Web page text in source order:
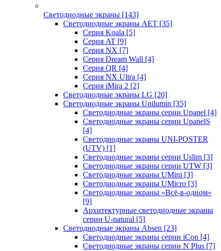
Светодиодные экраны [143]
Светодиодные экраны AET [35]
Cерия Koala [5]
Серия AT [9]
Серия NX [7]
Серия Dream Wall [4]
Серия QR [4]
Серия NX Ultra [4]
Серия iMira 2 [2]
Светодиодные экраны LG [20]
Светодиодные экраны Unilumin [35]
Светодиодные экраны серии Upanel [4]
Светодиодные экраны серии UpanelS
[4]
Светодиодные экраны UNI-POSTER
(UTV) [1]
Светодиодные экраны серии Uslim [3]
Светодиодные экраны серии UTW [3]
Светодиодные экраны UMini [3]
Светодиодные экраны UMicro [3]
Светодиодные экраны «Всё-в-одном»
[9]
Архитектурные светодиодные экраны
серии U-natural [5]
Светодиодные экраны Absen [23]
Светодиодные экраны серии iCon [4]
Светодиодные экраны серии N Plus [7]